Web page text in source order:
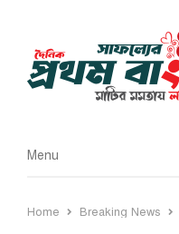
Menu
Menu
Home Breaking News